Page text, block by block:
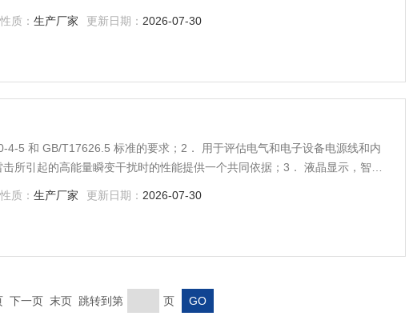
质： 生产厂家 更新日期： 2026-07-30
4-5 和 GB/T17626.5 标准的要求；2． 用于评估电气和电子设备电源线和内
所引起的高能量瞬变干扰时的性能提供一个共同依据；3． 液晶显示，智能
质： 生产厂家 更新日期： 2026-07-30
下一页 末页 跳转到第 页